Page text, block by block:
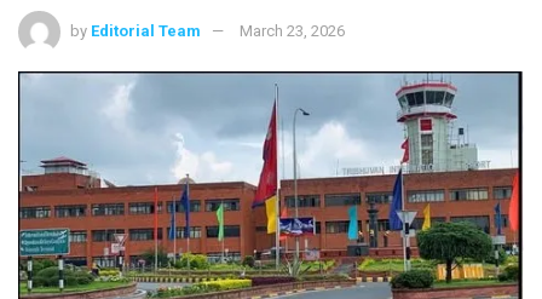
by Editorial Team March 23, 2026